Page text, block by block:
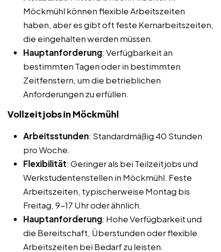
Möckmühl können flexible Arbeitszeiten
haben, aber es gibt oft feste Kernarbeitszeiten,
die eingehalten werden müssen.
Hauptanforderung: Verfügbarkeit an
bestimmten Tagen oder in bestimmten
Zeitfenstern, um die betrieblichen
Anforderungen zu erfüllen.
Vollzeitjobs in Möckmühl
Arbeitsstunden: Standardmäßig 40 Stunden
pro Woche.
Flexibilität: Geringer als bei Teilzeitjobs und
Werkstudentenstellen in Möckmühl. Feste
Arbeitszeiten, typischerweise Montag bis
Freitag, 9-17 Uhr oder ähnlich.
Hauptanforderung: Hohe Verfügbarkeit und
die Bereitschaft, Überstunden oder flexible
Arbeitszeiten bei Bedarf zu leisten.